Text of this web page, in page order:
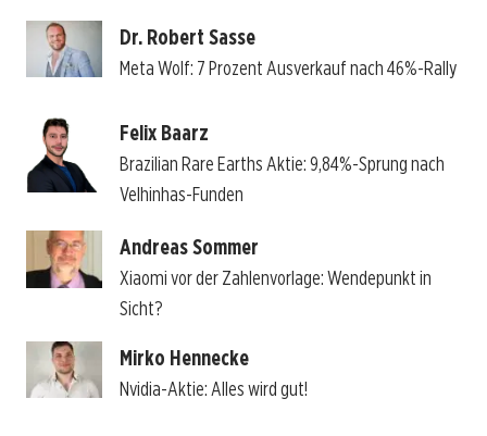
Dr. Robert Sasse
Meta Wolf: 7 Prozent Ausverkauf nach 46%-Rally
Felix Baarz
Brazilian Rare Earths Aktie: 9,84%-Sprung nach
Velhinhas-Funden
Andreas Sommer
Xiaomi vor der Zahlenvorlage: Wendepunkt in
Sicht?
Mirko Hennecke
Nvidia-Aktie: Alles wird gut!